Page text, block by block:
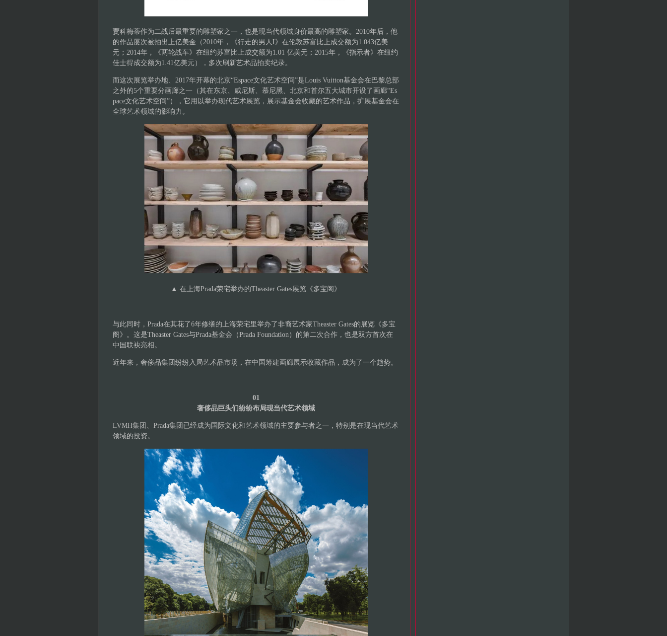
贾科梅蒂作为二战后最重要的雕塑家之一，也是现当代领域身价最高的雕塑家。2010年后，他
的作品屡次被拍出上亿美金（2010年，《行走的男人I》在伦敦苏富比上成交额为1.043亿美
元；2014年，《两轮战车》在纽约苏富比上成交额为1.01 亿美元；2015年，《指示者》在纽约
佳士得成交额为1.41亿美元），多次刷新艺术品拍卖纪录。
而这次展览举办地、2017年开幕的北京“Espace文化艺术空间”是Louis Vuitton基金会在巴黎总部
之外的5个重要分画廊之一（其在东京、威尼斯、慕尼黑、北京和首尔五大城市开设了画廊“Es
pace文化艺术空间”），它用以举办现代艺术展览，展示基金会收藏的艺术作品，扩展基金会在
全球艺术领域的影响力。
▲ 在上海Prada荣宅举办的Theaster Gates展览《多宝阁》
与此同时，Prada在其花了6年修缮的上海荣宅里举办了非裔艺术家Theaster Gates的展览《多宝
阁》。这是Theaster Gates与Prada基金会（Prada Foundation）的第二次合作，也是双方首次在
中国联袂亮相。
近年来，奢侈品集团纷纷入局艺术品市场，在中国筹建画廊展示收藏作品，成为了一个趋势。
01
奢侈品巨头们纷纷布局现当代艺术领域
LVMH集团、Prada集团已经成为国际文化和艺术领域的主要参与者之一，特别是在现当代艺术
领域的投资。